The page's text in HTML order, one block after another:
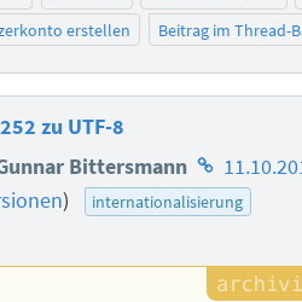
erstellen
Beitrag im Thread-
zu UTF-8
Bittersmann Homepage
des
) internationalisierung